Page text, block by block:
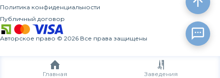
Главная Заведения
Политика конфиденциальности
Публичный договор
Авторское право © 2026 Все права защищены